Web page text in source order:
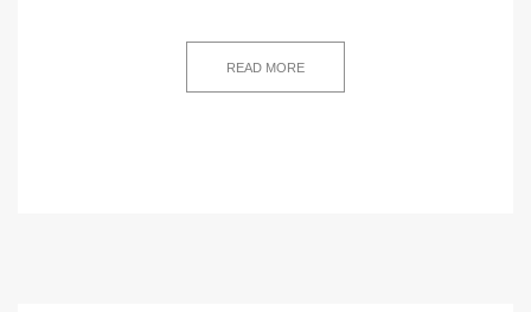
READ MORE